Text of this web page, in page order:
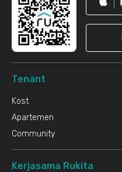
Tenant
Kost
Apartemen
Community
Kerjasama Rukita